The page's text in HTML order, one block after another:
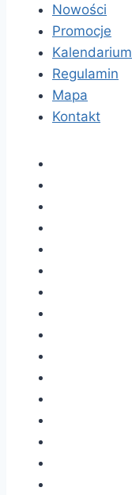
Nowości
Promocje
Kalendarium
Regulamin
Mapa
Kontakt